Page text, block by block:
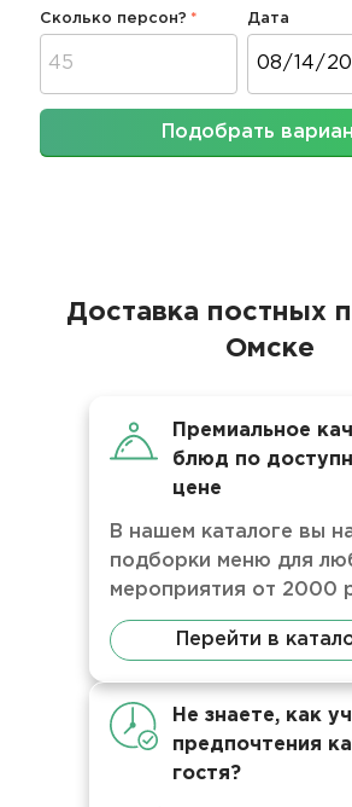
Сколько персон? Дата
Подобрать
Доставка постных
Омске
Премиальное
блюд по
цене
В нашем каталоге вы
подборки меню для
мероприятия от 2000
Перейти в
Не знаете, как
предпочтения
гостя?